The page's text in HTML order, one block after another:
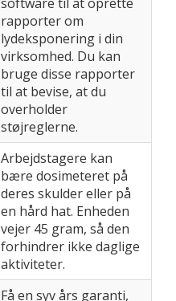
rapporter om
lydeksponering i din
virksomhed. Du kan
bruge disse rapporter
til at bevise, at du
overholder
støjreglerne.
Arbejdstagere kan
bære dosimeteret på
deres skulder eller på
en hård hat. Enheden
vejer 45 gram, så den
forhindrer ikke daglige
aktiviteter.
Få en syv års garanti,